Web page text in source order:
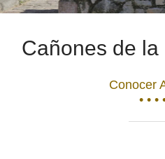
Cañones de
Conocer
• • •